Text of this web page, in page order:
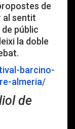
de
al sentit
públic
la doble
barcino-
almeria/
de